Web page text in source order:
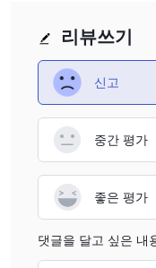
리뷰쓰기
신고
중간 평가
좋은 평가
댓글을 달고 싶은 내